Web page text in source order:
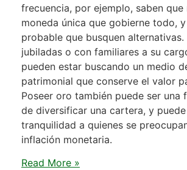
frecuencia, por ejemplo, saben que
moneda única que gobierne todo,
probable que busquen alternativas.
jubiladas o con familiares a su
pueden estar buscando un medio
patrimonial que conserve el valor
Poseer oro también puede ser una
de diversificar una cartera, y
tranquilidad a quienes se
inflación monetaria.
Read More »